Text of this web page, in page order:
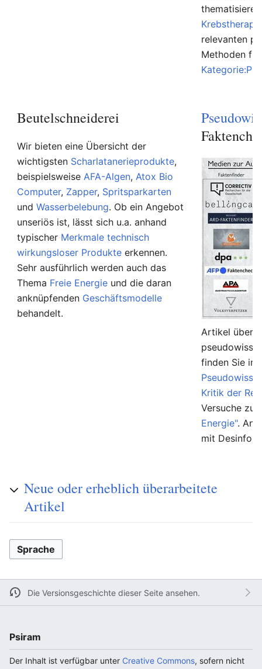
relevanten
Methoden
Beutelschneiderei
Wir bieten eine Übersicht der
wichtigsten Scharlatanerieprodukte,
beispielsweiseAFA-Algen,Atox Bio
Computer, Zapper, Spritsparkarten
undWasserbelebung. Ob ein Angebot
unseriös ist, lässt sich u.a. anhand
typischer Merkmale technisch
wirkungsloser Produkte erkennen.
Sehr ausführlich werden auch das
Thema Freie Energie und die daran
anknüpfenden Geschäftsmodelle
behandelt.
Artikel über
finden Sie in
Kritik der
Versuche
Energie".
mit
Neue oder erheblich überarbeitete
Artikel
Sprache
Die Versionsgeschichte dieser Seite ansehen.
Psiram
Der Inhalt ist verfügbar unter Creative Commons, sofern nicht